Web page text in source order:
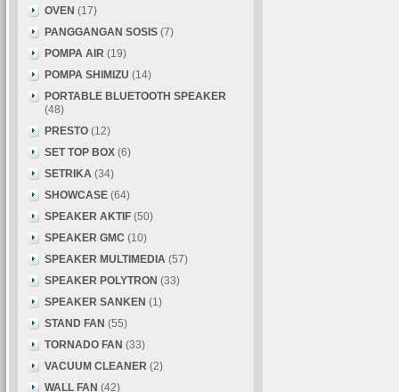
OVEN (17)
PANGGANGAN SOSIS (7)
POMPA AIR (19)
POMPA SHIMIZU (14)
PORTABLE BLUETOOTH SPEAKER
(48)
PRESTO (12)
SET TOP BOX (6)
SETRIKA (34)
SHOWCASE (64)
SPEAKER AKTIF (50)
SPEAKER GMC (10)
SPEAKER MULTIMEDIA (57)
SPEAKER POLYTRON (33)
SPEAKER SANKEN (1)
STAND FAN (55)
TORNADO FAN (33)
VACUUM CLEANER (2)
WALL FAN (42)